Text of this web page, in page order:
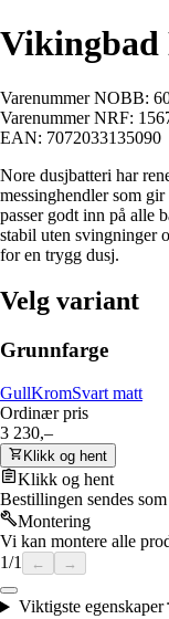
Vikingbad
Varenummer NOBB:
Varenummer NRF:
EAN: 7072033135090
Nore dusjbatteri har
messinghendler som
passer godt inn på alle
stabil uten svingninger
for en trygg dusj.
Velg variant
Grunnfarge
GullKromSvart matt
Ordinær pris
3 230,–
Klikk og hent
Klikk og hent
Bestillingen sendes
Montering
Vi kan montere alle
1/1 ← →
Viktigste egenskaper